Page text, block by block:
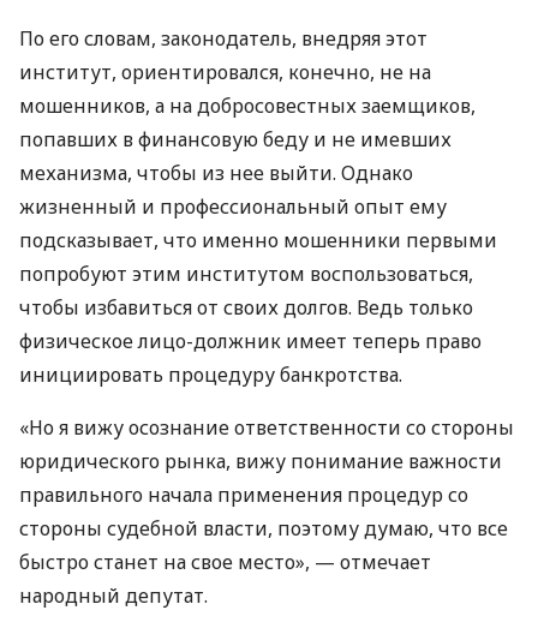
По его словам, законодатель, внедряя этот
институт, ориентировался, конечно, не на
мошенников, а на добросовестных заемщиков,
попавших в финансовую беду и не имевших
механизма, чтобы из нее выйти. Однако
жизненный и профессиональный опыт ему
подсказывает, что именно мошенники первыми
попробуют этим институтом воспользоваться,
чтобы избавиться от своих долгов. Ведь только
физическое лицо-должник имеет теперь право
инициировать процедуру банкротства.
«Но я вижу осознание ответственности со стороны
юридического рынка, вижу понимание важности
правильного начала применения процедур со
стороны судебной власти, поэтому думаю, что все
быстро станет на свое место», — отмечает
народный депутат.